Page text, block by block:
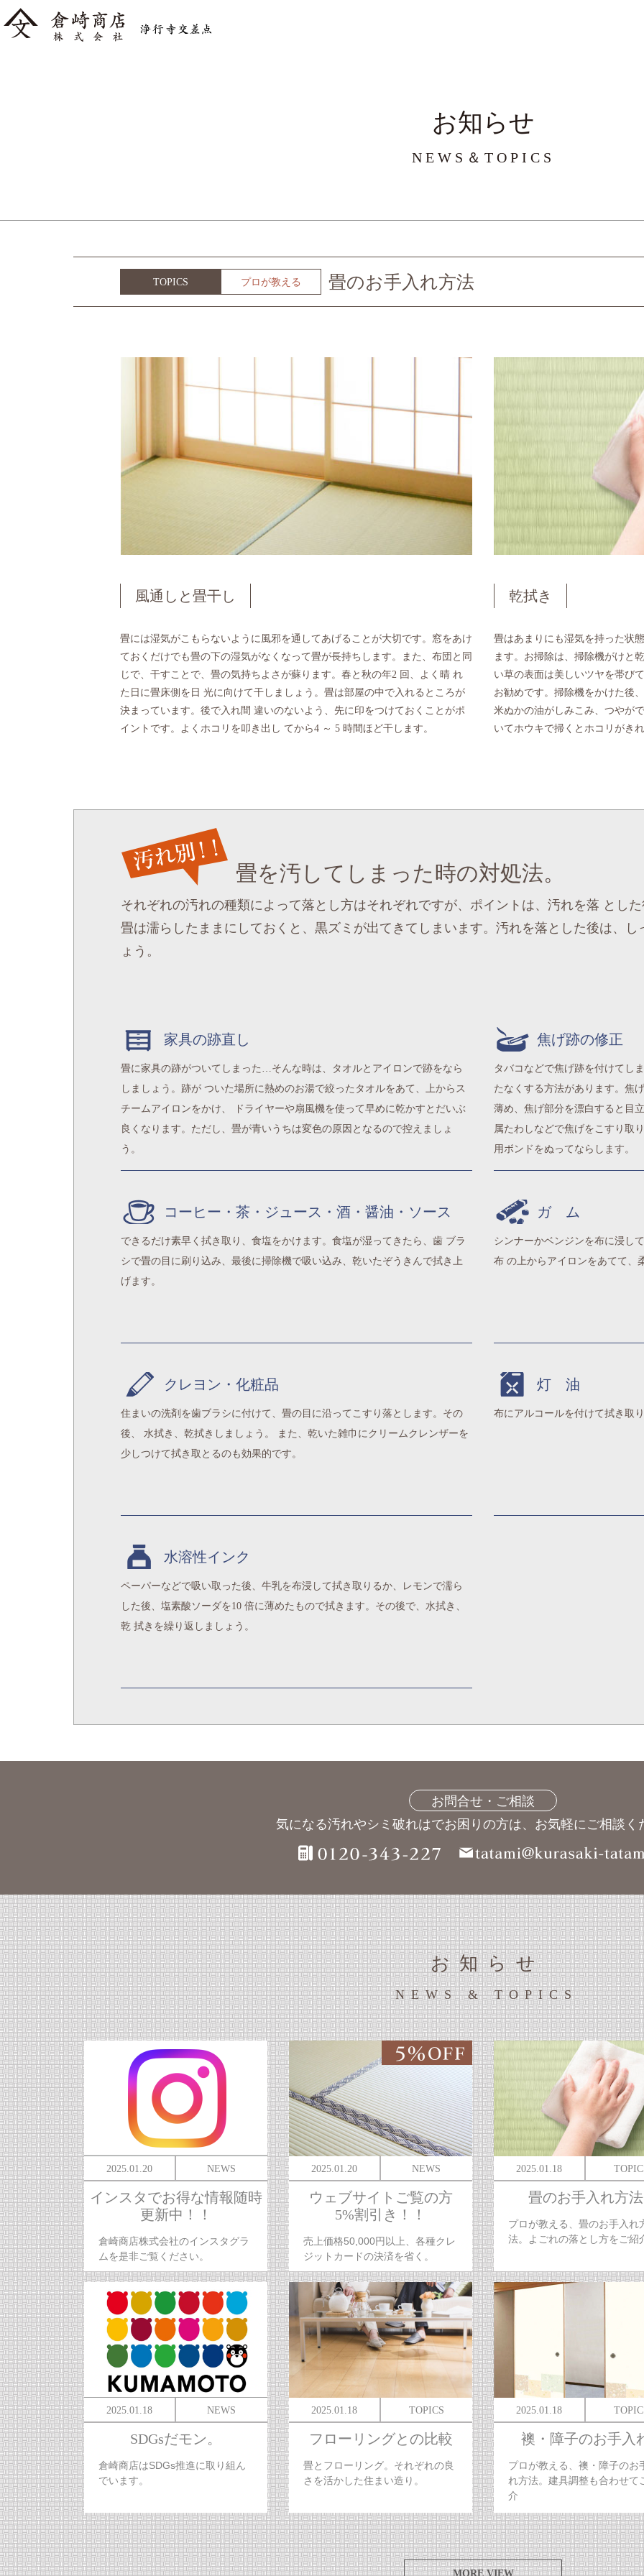
お知らせ
NEWS＆TOPICS
TOPICS プロが教える 畳のお手入れ方法
風通しと畳干し
畳には湿気がこもらないように風邪を通してあげることが大切です。窓をあけ
ておくだけでも畳の下の湿気がなくなって畳が長持ちします。また、布団と同
じで、干すことで、畳の気持ちよさが蘇ります。春と秋の年2 回、よく晴 れ
た日に畳床側を日 光に向けて干しましょう。畳は部屋の中で入れるところが
決まっています。後で入れ間 違いのないよう、先に印をつけておくことがポ
イントです。よくホコリを叩き出し てから4 ～ 5 時間ほど干します。
乾拭き
畳はあまりにも湿気を持った状
ます。お掃除は、掃除機がけと
い草の表面は美しいツヤを帯び
お勧めです。掃除機をかけた後
米ぬかの油がしみこみ、つやが
いてホウキで掃くとホコリがき
畳を汚してしまった時の対処法。
それぞれの汚れの種類によって落とし方はそれぞれですが、ポイントは、汚れを落 とし
畳は濡らしたままにしておくと、黒ズミが出てきてしまいます。汚れを落とした後は、
ょう。
家具の跡直し
畳に家具の跡がついてしまった…そんな時は、タオルとアイロンで跡をなら
しましょう。跡が ついた場所に熱めのお湯で絞ったタオルをあて、上からス
チームアイロンをかけ、 ドライヤーや扇風機を使って早めに乾かすとだいぶ
良くなります。ただし、畳が青いうちは変色の原因となるので控えましょ
う。
焦げ跡の修正
タバコなどで焦げ跡を付けてし
たなくする方法があります。焦
薄め、焦げ部分を漂白すると目
属たわしなどで焦げをこすり取
用ボンドをぬってならします。
コーヒー・茶・ジュース・酒・醤油・ソース
できるだけ素早く拭き取り、食塩をかけます。食塩が湿ってきたら、歯 ブラ
シで畳の目に刷り込み、最後に掃除機で吸い込み、乾いたぞうきんで拭き上
げます。
ガ ム
シンナーかベンジンを布に浸し
布 の上からアイロンをあてて、
クレヨン・化粧品
住まいの洗剤を歯ブラシに付けて、畳の目に沿ってこすり落とします。その
後、 水拭き、乾拭きしましょう。 また、乾いた雑巾にクリームクレンザーを
少しつけて拭き取とるのも効果的です。
灯 油
布にアルコールを付けて拭き取
水溶性インク
ペーパーなどで吸い取った後、牛乳を布浸して拭き取りるか、レモンで濡ら
した後、塩素酸ソーダを10 倍に薄めたもので拭きます。その後で、水拭き、
乾 拭きを繰り返しましょう。
お問合せ・ご相談
気になる汚れやシミ破れはでお困りの方は、 お気軽にご相談く
お知らせ
NEWS & TOPICS
2025.01.20 NEWS
インスタでお得な情報随時
更新中！！
倉崎商店株式会社のインスタグラ
ムを是非ご覧ください。
2025.01.20 NEWS
ウェブサイトご覧の方
5%割引き！！
売上価格50,000円以上、各種クレ
ジットカードの決済を省く。
2025.01.18
畳のお手入れ方法
プロが教える、畳のお手入れ
法。よごれの落とし方をご紹
2025.01.18 NEWS
SDGsだモン。
倉崎商店はSDGs推進に取り組ん
でいます。
2025.01.18 TOPICS
フローリングとの比較
畳とフローリング。それぞれの良
さを活かした住まい造り。
2025.01.18
襖・障子のお手入
プロが教える、襖・障子のお
れ方法。建具調整も合わせて
介
MORE VIEW